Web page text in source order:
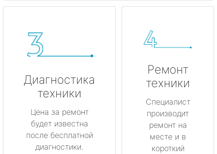
Диагностика
техники
Цена за ремонт
будет известна
после бесплатной
диагностики.
Ремонт
техники
Специалист
производит
ремонт на
месте и в
короткий